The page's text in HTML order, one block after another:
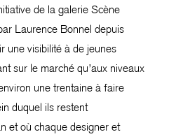
de la galerie Scène
Laurence Bonnel depuis
une visibilité à de jeunes
sur le marché qu’aux niveaux
une trentaine à faire
duquel ils restent
et où chaque designer et